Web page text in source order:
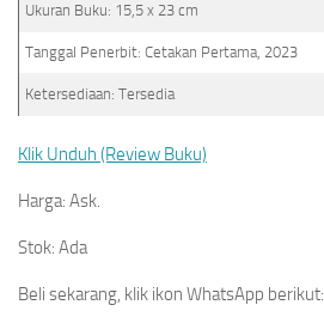
Ukuran Buku: 15,5 x 23 cm
Tanggal Penerbit: Cetakan Pertama, 2023
Ketersediaan: Tersedia
Klik Unduh (Review Buku)
Harga: Ask.
Stok: Ada
Beli sekarang, klik ikon WhatsApp berikut: